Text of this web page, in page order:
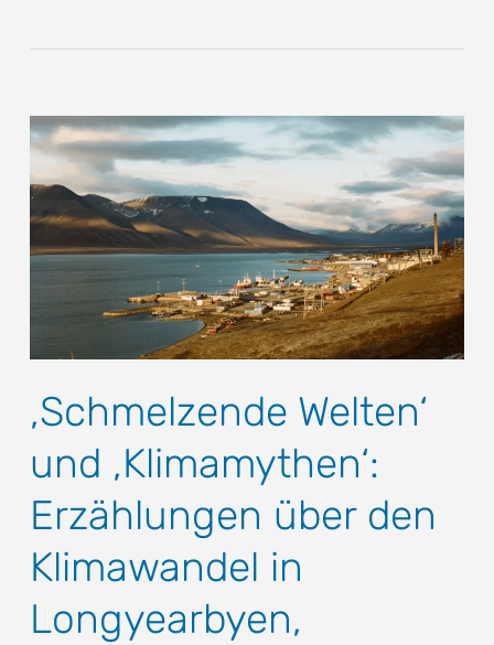
‚Schmelzende Welten‘
und ‚Klimamythen‘:
Erzählungen über den
Klimawandel in
Longyearbyen,